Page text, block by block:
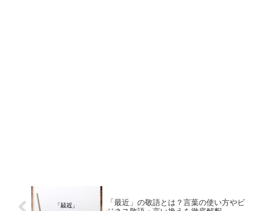
「最近」の敬語とは？言葉の使い方やビ